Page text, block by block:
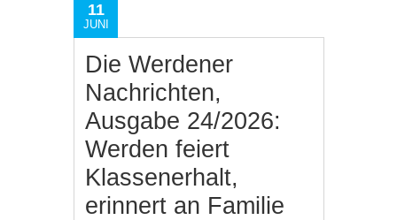
11
JUNI
Die Werdener
Nachrichten,
Ausgabe 24/2026:
Werden feiert
Klassenerhalt,
erinnert an Familie